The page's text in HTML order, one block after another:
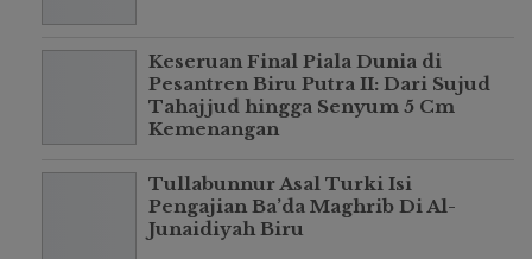
Keseruan Final Piala Dunia di
Pesantren Biru Putra II: Dari Sujud
Tahajjud hingga Senyum 5 Cm
Kemenangan
Tullabunnur Asal Turki Isi
Pengajian Ba’da Maghrib Di Al-
Junaidiyah Biru